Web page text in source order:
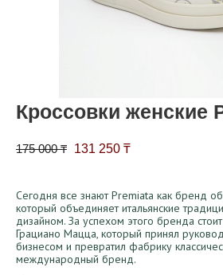
Кроссовки женские
175 000₸ Первоначальная цена
131 250 ₸Текущая цена:
Сегодня все знают Premiata как бренд
который объединяет итальянские
дизайном. За успехом этого бренда
Грациано Мацца, который принял
бизнесом и превратил фабрику
международный бренд.